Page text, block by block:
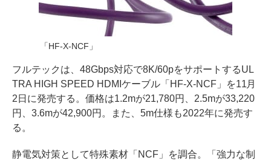
「HF-X-NCF」
フルテックは、48Gbps対応で8K/60pをサポートするUL
TRA HIGH SPEED HDMIケーブル「HF-X-NCF」を11月
2日に発売する。価格は1.2mが21,780円、2.5mが33,220
円、3.6mが42,900円。また、5m仕様も2022年に発売す
る。
静電気対策として特殊素材「NCF」を調合。「強力な制